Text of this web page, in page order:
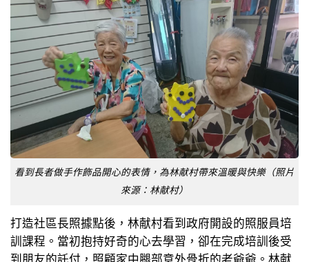
看到長者做手作飾品開心的表情，為林献村帶來溫暖與快樂（照片
來源：林献村）
打造社區長照據點後，林献村看到政府開設的照服員培
訓課程。當初抱持好奇的心去學習，卻在完成培訓後受